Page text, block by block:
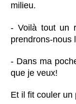
milieu.
- Voilà tout un
prendrons-nous
- Dans ma
que je veux!
Et il fit couler un